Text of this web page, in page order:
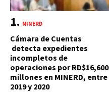
MINERD
Cámara de Cuentas
detecta expedientes
incompletos de
operaciones por RD$16,600
millones en MINERD, entre
2019 y 2020